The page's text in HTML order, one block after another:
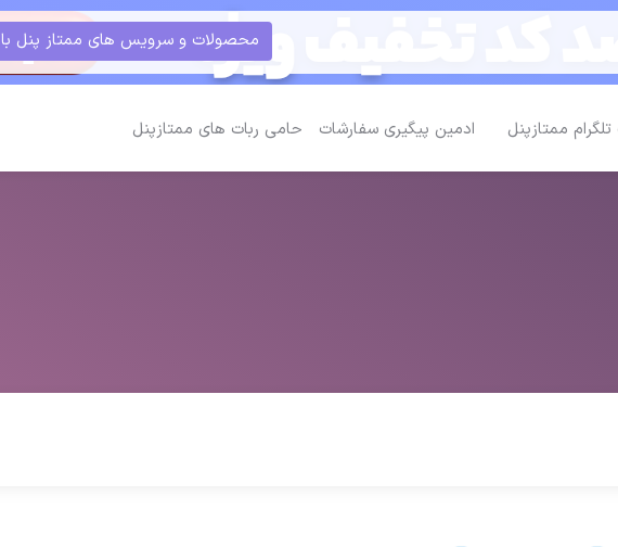
محصولات و سرویس های ممتاز پنل با 80% تخفیف شروع شده
تلگرام ممتازپنل ادمین پیگیری سفارشات حامی ربات های ممتازپنل